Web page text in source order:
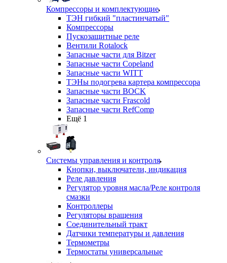
Компрессоры и комплектующие
ТЭН гибкий "пластинчатый"
Компрессоры
Пускозащитные реле
Вентили Rotalock
Запасные части для Bitzer
Запасные части Copeland
Запасные части WITT
ТЭНы подогрева картера компрессора
Запасные части BOCK
Запасные части Frascold
Запасные части RefComp
Ещё 1
Системы управления и контроля
Кнопки, выключатели, индикация
Реле давления
Регулятор уровня масла/Реле контроля
смазки
Контроллеры
Регуляторы вращения
Соединительный тракт
Датчики температуры и давления
Термометры
Термостаты универсальные